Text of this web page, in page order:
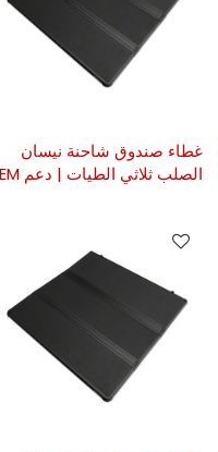
غطاء صندوق شاحنة نيسان
الصلب ثلاثي الطيات | دعم OEM